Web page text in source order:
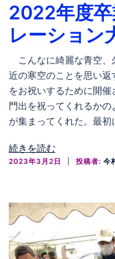
2022年度
レーション
こんなに綺麗な青空、
近の寒空のことを思い
をお祝いするために開
門出を祝ってくれるか
が集まってくれた。最
続きを読む
2023年3月2日 投稿者: 今